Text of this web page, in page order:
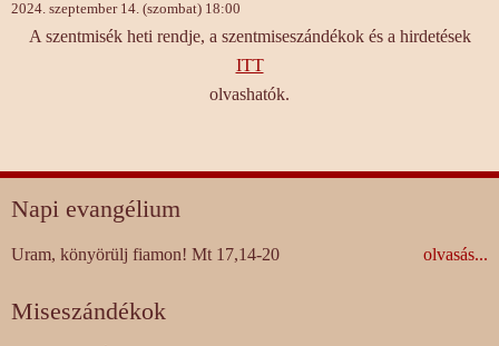
2024. szeptember 14. (szombat) 18:00
A szentmisék heti rendje, a szentmiseszándékok és a hirdetések
ITT
olvashatók.
Napi evangélium
Uram, könyörülj fiamon! Mt 17,14-20 olvasás...
Miseszándékok